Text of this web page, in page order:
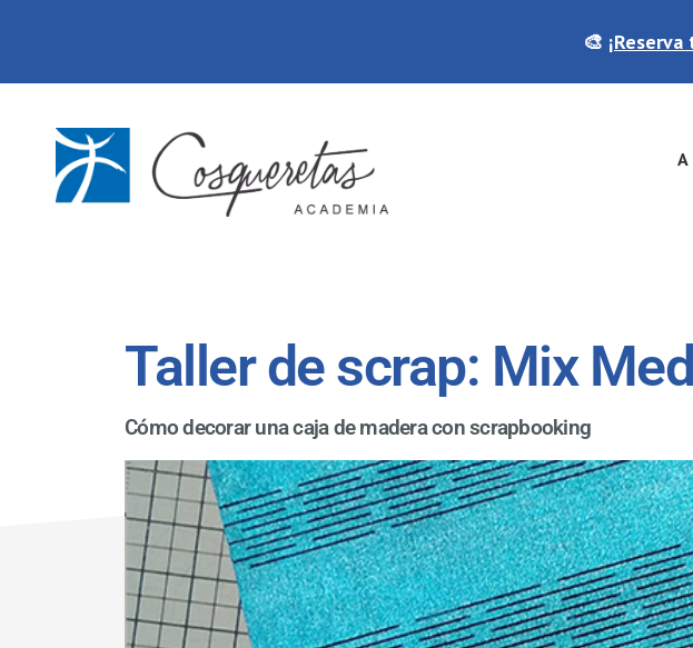
🎨
Tu
academia
de
Taller de scrap: Mix
Cómo decorar una caja de madera con scrapbooking